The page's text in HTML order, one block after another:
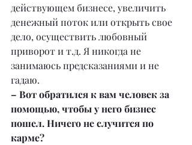
действующем бизнесе, увеличить
денежный поток или открыть свое
дело, осуществить любовный
приворот и т.д. Я никогда не
занимаюсь предсказаниями и не
гадаю.
– Вот обратился к вам человек за
помощью, чтобы у него бизнес
пошел. Ничего не случится по
карме?